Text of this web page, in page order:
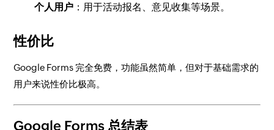
个人用户 ：用于活动报名、意见收集等场景。
性价比
Google Forms 完全免费，功能虽然简单，但对于基础需求的
用户来说性价比极高。
Google Forms 总结表